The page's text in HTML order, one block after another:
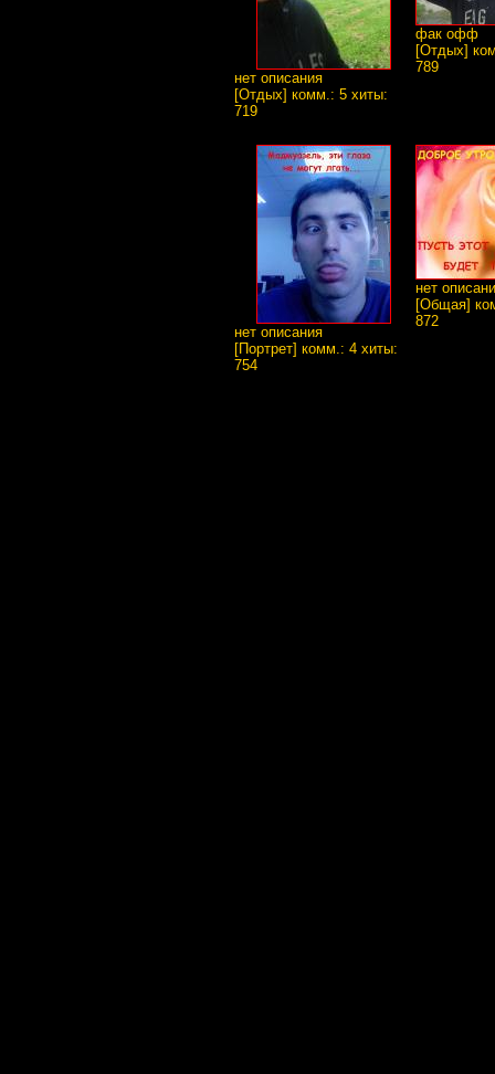
нет описания
[Отдых] комм.: 5 хиты:
719
фак офф
[Отдых]
789
нет описания
[Портрет] комм.: 4 хиты:
754
нет
[Общая]
872